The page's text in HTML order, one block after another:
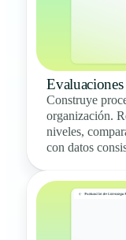
Construye
organización.
niveles,
con datos